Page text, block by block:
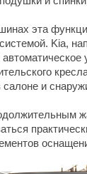
эта
Kia,
и